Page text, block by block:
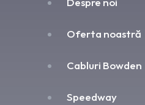
Oferta noastră
Cabluri Bowden
Speedway